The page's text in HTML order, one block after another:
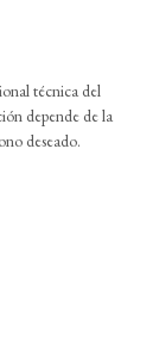
técnica del
depende de la
deseado.